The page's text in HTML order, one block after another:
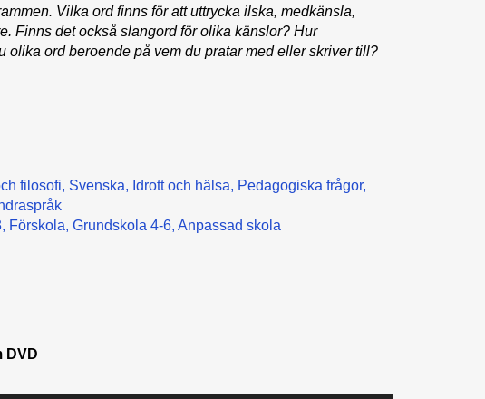
Vilka ord finns för att uttrycka ilska, medkänsla,
Finns det också slangord för olika känslor? Hur
olika ord beroende på vem du pratar med eller skriver till?
filosofi Svenska Idrott och hälsa
Pedagogiska frågor
Förskola Grundskola 4-6 Anpassad skola
DVD